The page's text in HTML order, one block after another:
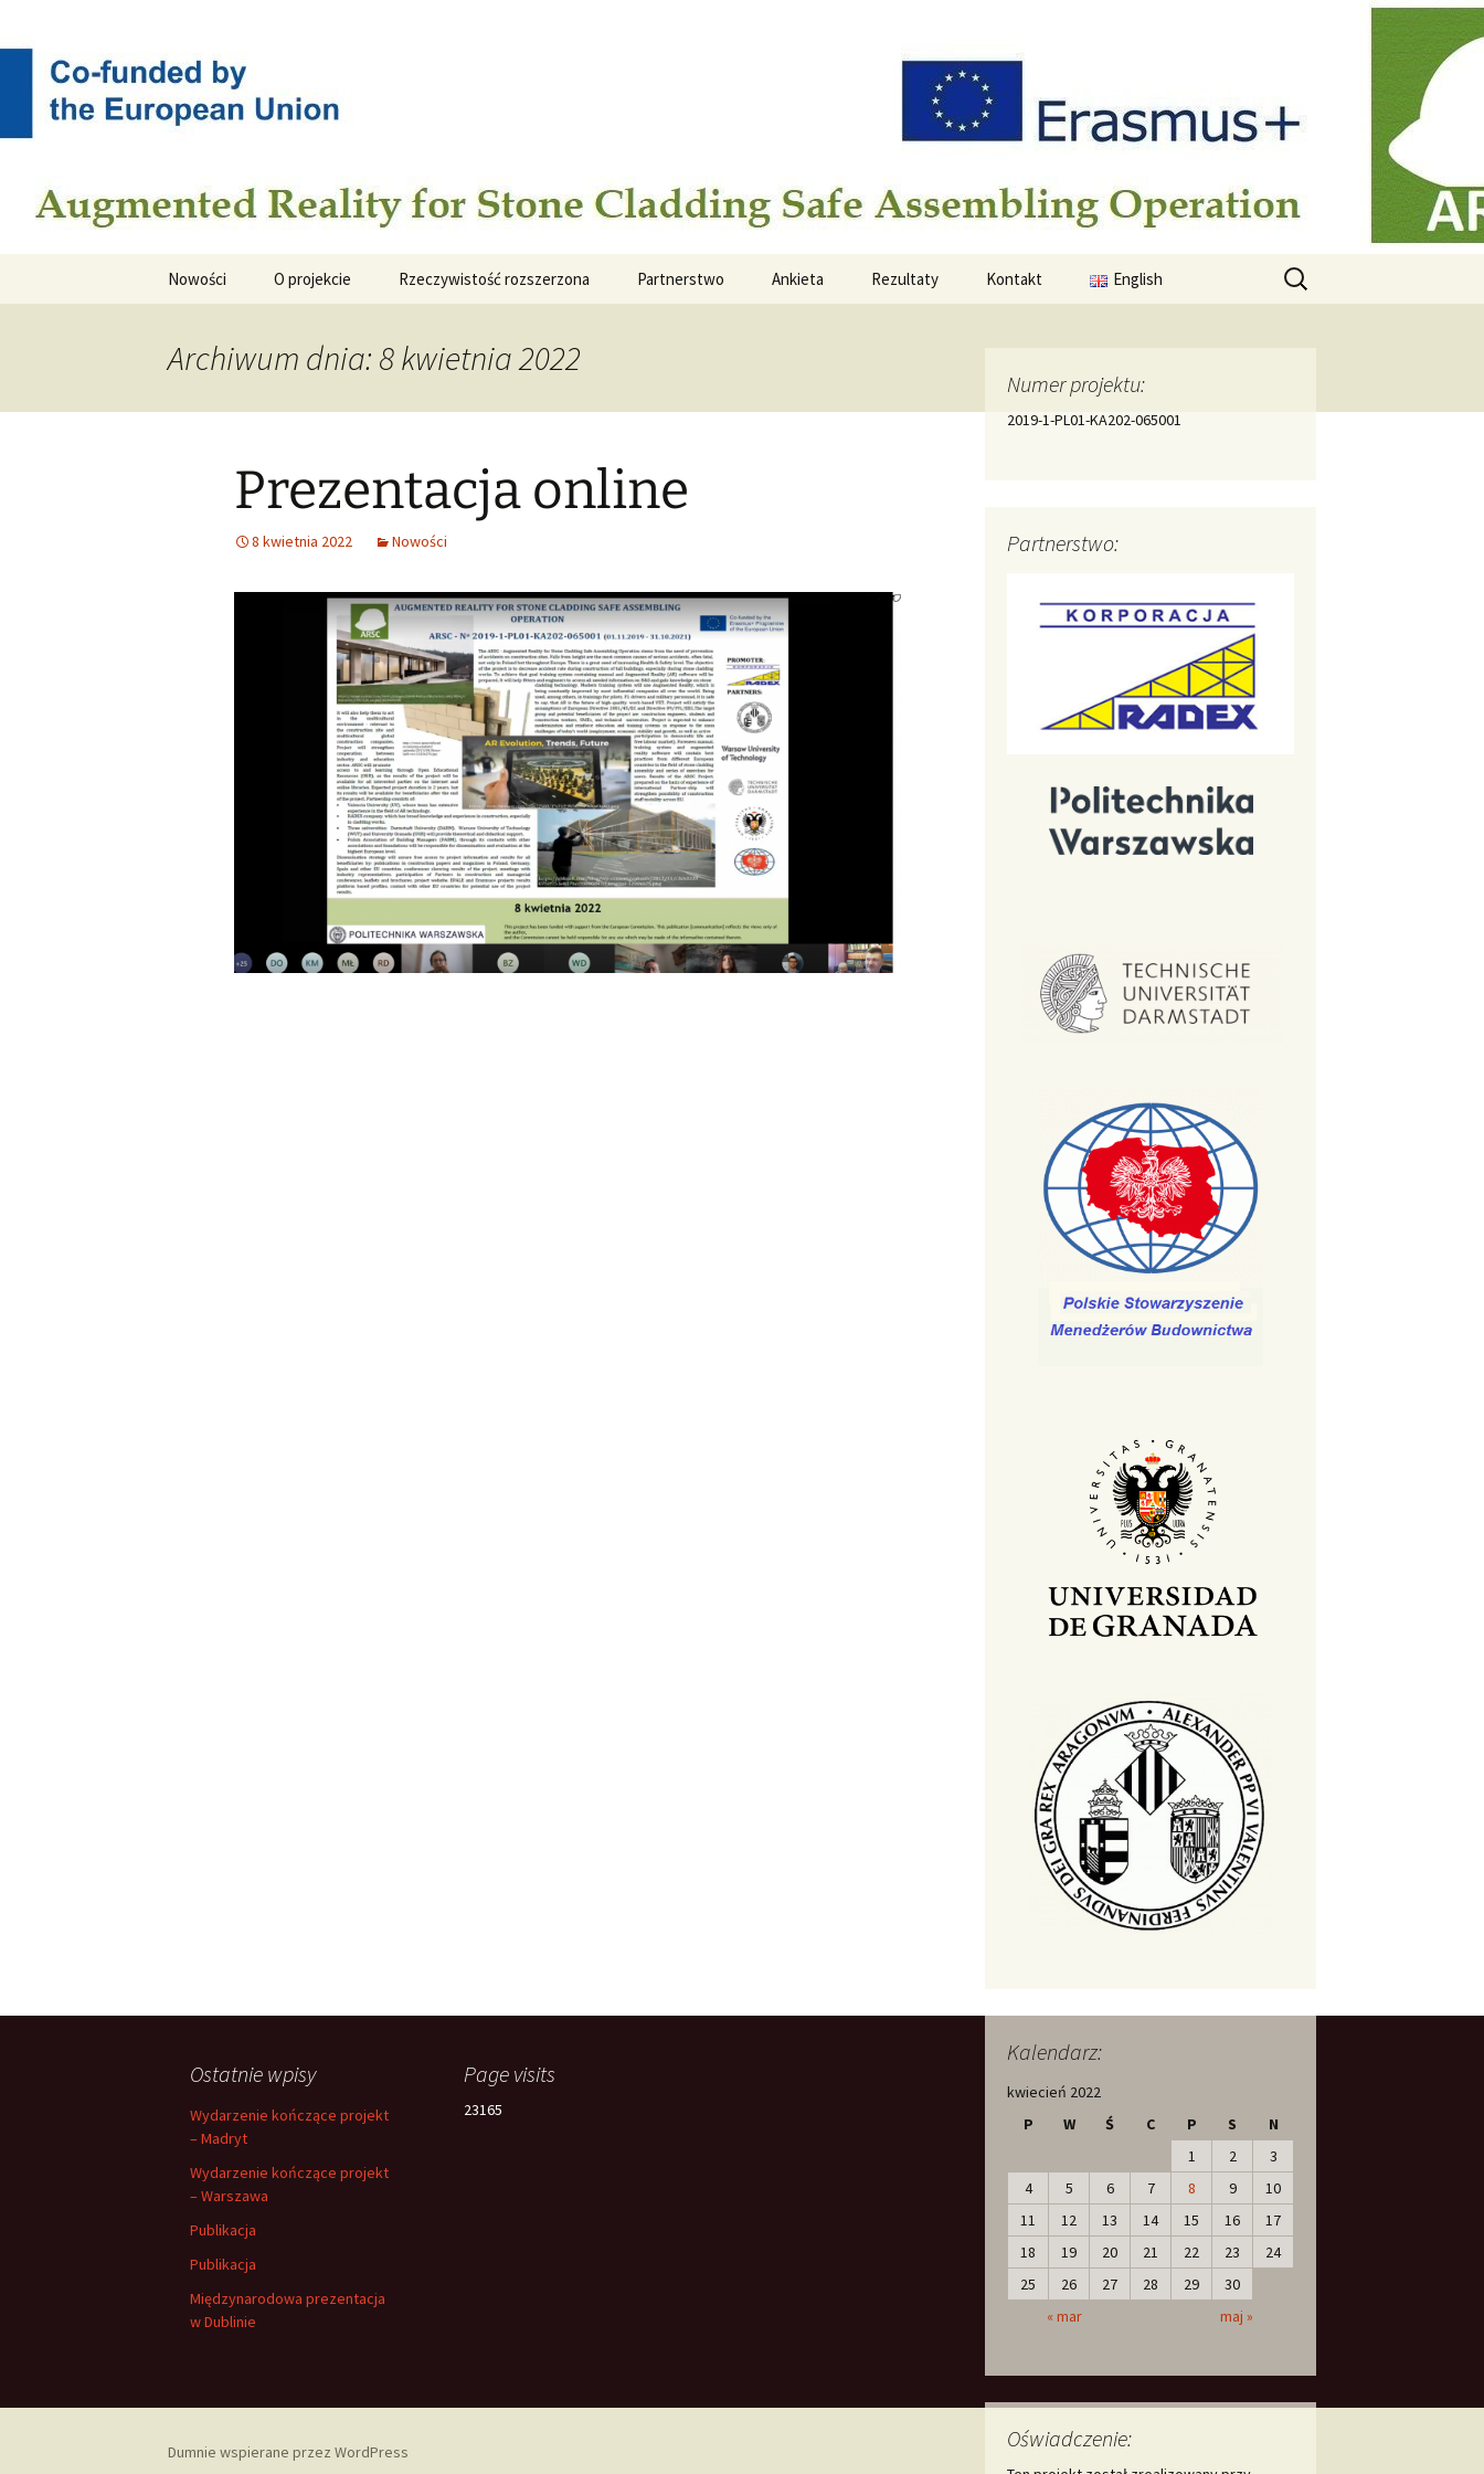
ARSC
Nowości O projekcie Rzeczywistość rozszerzona Partnerstwo Ankieta Rezultaty Kontakt English
Szukaj:
Archiwum dnia: 8 kwietnia 2022
Prezentacja online
8 kwietnia 2022 Nowości
Numer projektu:
2019-1-PL01-KA202-065001
Partnerstwo:
Kalendarz:
kwiecień 2022
P
W Ś C P S
N
1
2
3
4
5 6 7 8 9
10
11
12 13 14 15 16
17
18
19 20 21 22 23
24
25
26 27 28 29
30
« mar
maj »
Oświadczenie:
Ostatnie wpisy
Wydarzenie kończące projekt
– Madryt
Wydarzenie kończące projekt
– Warszawa
Publikacja
Publikacja
Międzynarodowa prezentacja
w Dublinie
Page visits
23165
Dumnie wspierane przez WordPress